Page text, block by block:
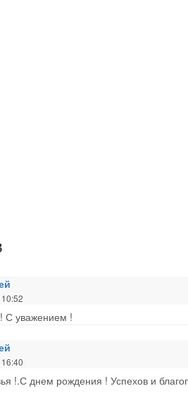
С уважением !
!.С днем рождения ! Успехов и